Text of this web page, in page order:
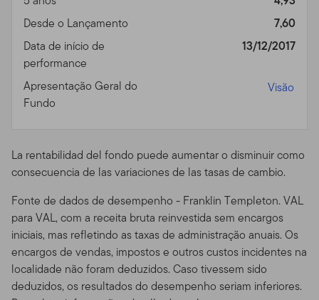
Desde o Lançamento
7,60
Data de início de
performance
13/12/2017
Apresentação Geral do
Fundo
Visão
La rentabilidad del fondo puede aumentar o disminuir como
consecuencia de las variaciones de las tasas de cambio.
Fonte de dados de desempenho - Franklin Templeton. VAL
para VAL, com a receita bruta reinvestida sem encargos
iniciais, mas refletindo as taxas de administração anuais. Os
encargos de vendas, impostos e outros custos incidentes na
localidade não foram deduzidos. Caso tivessem sido
deduzidos, os resultados do desempenho seriam inferiores.
recentes. Você não deve usar o site através de recursos
ou aparelhos que sejam programados para prover
acesso de alta velocidade, automatizado e repetido, a
menos que esses recursos sejam aprovados por nós.
Áreas Protegidas por Senha.
Acessos a áreas seguras
ou protegidas por senha do Site são restringidos apenas
qualquer outro material ou informação através de
quaisquer meios não intencionalmente disponibilizados
por nós para uso específico. Indivíduos não autorizados
tentando acessar, ou mesmo acessando estas áreas
podem estar sujeitos a processos civis ou criminais.
Prospectos dos Fundos,
Performance, e Riscos de